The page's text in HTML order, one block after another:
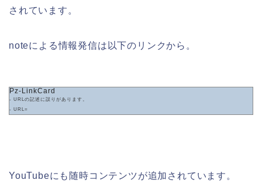
されています。
noteによる情報発信は以下のリンクから。
Pz-LinkCard
- URLの記述に誤りがあります。
- URL=
YouTubeにも随時コンテンツが追加されています。